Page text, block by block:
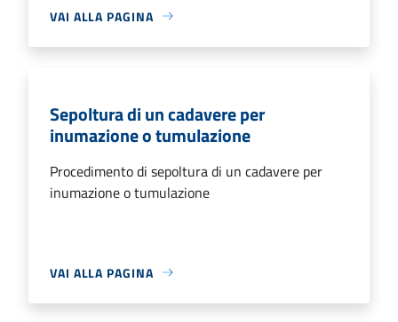
VAI ALLA PAGINA
Sepoltura di un cadavere per
inumazione o tumulazione
Procedimento di sepoltura di un cadavere per
inumazione o tumulazione
VAI ALLA PAGINA